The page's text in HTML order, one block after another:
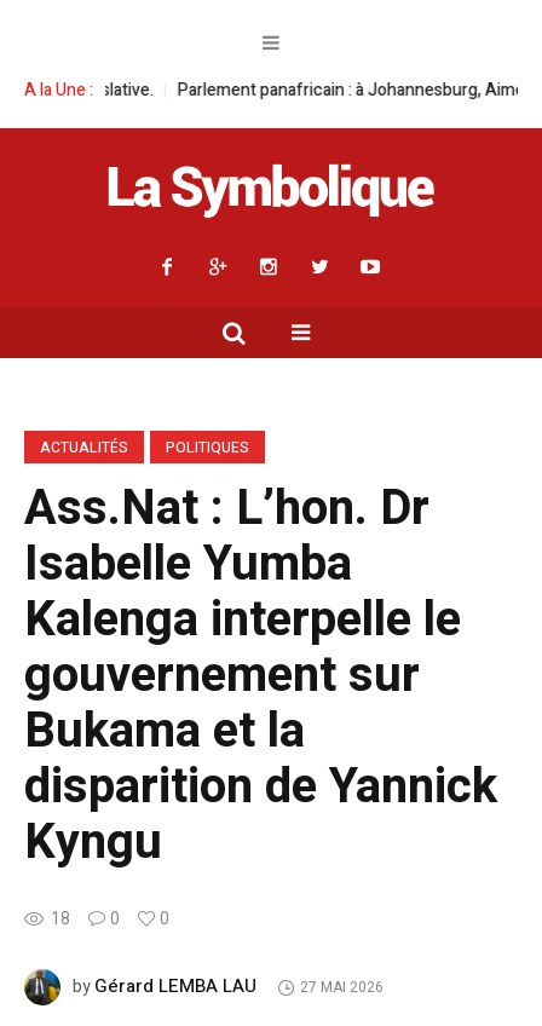
A la Une :
Parlement panafricain : à Johannesburg, Aimé Boji Sangara multiplie
ACTUALITÉS POLITIQUES
Ass.Nat : L’hon. Dr
Isabelle Yumba
Kalenga interpelle le
gouvernement sur
Bukama et la
disparition de Yannick
Kyngu
18 0 0
byGérard LEMBA LAU 27 MAI 2026